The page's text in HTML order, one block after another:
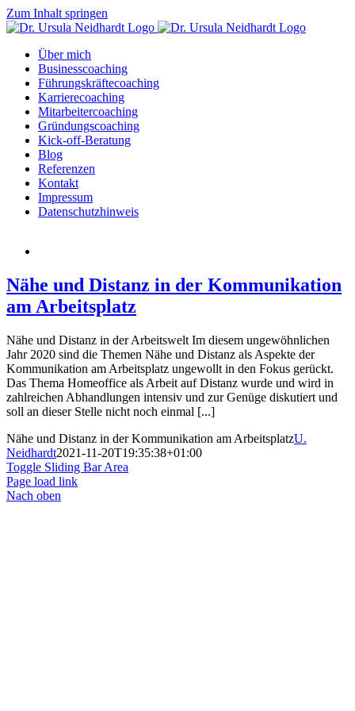
Zum Inhalt springen
Über mich
Businesscoaching
Führungskräftecoaching
Karrierecoaching
Mitarbeitercoaching
Gründungscoaching
Kick-off-Beratung
Blog
Referenzen
Kontakt
Impressum
Datenschutzhinweis
Nähe und Distanz in der Kommunikation
am Arbeitsplatz
Nähe und Distanz in der Arbeitswelt Im diesem ungewöhnlichen
Jahr 2020 sind die Themen Nähe und Distanz als Aspekte der
Kommunikation am Arbeitsplatz ungewollt in den Fokus gerückt.
Das Thema Homeoffice als Arbeit auf Distanz wurde und wird in
zahlreichen Abhandlungen intensiv und zur Genüge diskutiert und
soll an dieser Stelle nicht noch einmal [...]
Nähe und Distanz in der Kommunikation am ArbeitsplatzU.
Neidhardt2021-11-20T19:35:38+01:00
Toggle Sliding Bar Area
Page load link
Nach oben